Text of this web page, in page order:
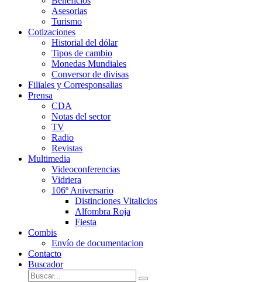
Asesorias
Turismo
Cotizaciones
Historial del dólar
Tipos de cambio
Monedas Mundiales
Conversor de divisas
Filiales y Corresponsalias
Prensa
CDA
Notas del sector
TV
Radio
Revistas
Multimedia
Videoconferencias
Vidriera
106º Aniversario
Distinciones Vitalicios
Alfombra Roja
Fiesta
Combis
Envío de documentacion
Contacto
Buscador